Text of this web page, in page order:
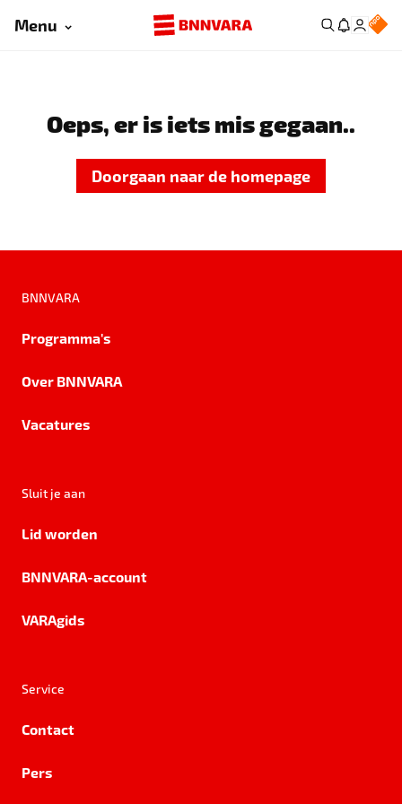
Menu
Oeps, er is iets mis gegaan..
Doorgaan naar de homepage
BNNVARA
Programma's
Over BNNVARA
Vacatures
Sluit je aan
Lid worden
BNNVARA-account
VARAgids
Service
Contact
Pers